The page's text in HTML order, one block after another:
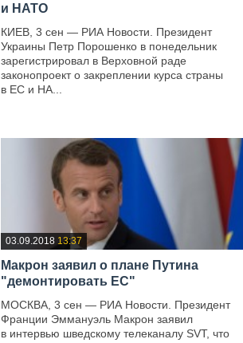
и НАТО
КИЕВ, 3 сен — РИА Новости. Президент
Украины Петр Порошенко в понедельник
зарегистрировал в Верховной раде
законопроект о закреплении курса страны
в ЕС и НА...
03.09.2018 13:37
Макрон заявил о плане Путина
"демонтировать ЕС"
МОСКВА, 3 сен — РИА Новости. Президент
Франции Эммануэль Макрон заявил
в интервью шведскому телеканалу SVT, что